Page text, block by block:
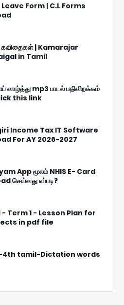
Form | C.L Forms
கவிதைகள் | Kamarajar
in Tamil
வாழ்த்து mp3 பாடல் பதிவிறக்கம்
this link
Income Tax IT Software
For AY 2026-2027
App மூலம் NHIS E- Card
செய்வது எப்படி?
Term 1 - Lesson Plan for
in pdf file
4th tamil-Dictation words